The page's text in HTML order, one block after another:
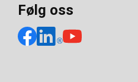
Følg oss